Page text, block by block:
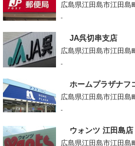
広島県江田島市江田島
-
JA呉切串支店
広島県江田島市江田島
-
ホームプラザナフ
広島県江田島市江田島
-
ウォンツ 江田島店
広島県江田島市江田島